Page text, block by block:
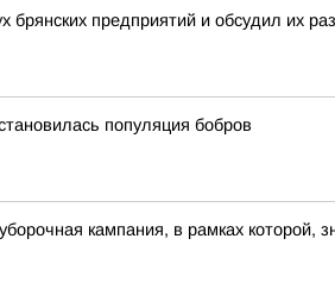
брянских предприятий и обсудил их
популяция бобров
кампания, в рамках которой,